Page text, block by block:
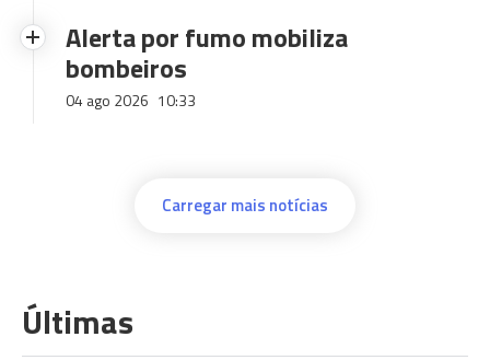
Alerta por fumo mobiliza
bombeiros
04 ago 2026 10:33
Carregar mais notícias
Últimas